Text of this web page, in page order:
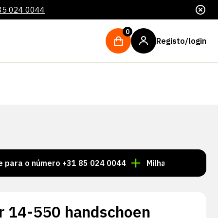
024 0044
0
Registo/login
+31 85 024 0044 Milhares de artigos
14-550 handschoen